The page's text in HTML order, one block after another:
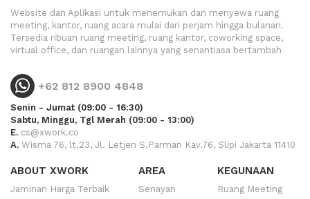
Website dan Aplikasi untuk menemukan dan menyewa ruang
meeting, kantor, ruang acara mulai dari perjam hingga bulanan.
Tersedia ribuan ruang meeting, ruang kantor, coworking space,
virtual office, dan ruangan lainnya yang senantiasa bertambah
+62 812 8900 4848
Senin - Jumat (09:00 - 16:30)
Sabtu, Minggu, Tgl Merah (09:00 - 13:00)
E. cs@xwork.co
A. Wisma 76, lt.23, Jl. Letjen S.Parman Kav.76, Slipi Jakarta 11410
ABOUT XWORK
Jaminan Harga Terbaik
AREA
Senayan
KEGUNAAN
Ruang Meeting